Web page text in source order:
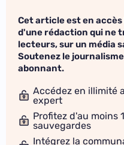
Cet article est en
d'une rédaction qui ne
lecteurs, sur un média
Soutenez le
abonnant.
Accédez en illimité
expert
Profitez d'au moins
sauvegardes
Intégrez la